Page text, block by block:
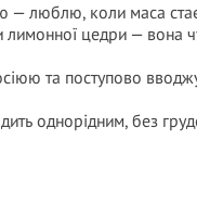
— люблю, коли маса
цедри — вона
та поступово вводжу
однорідним, без